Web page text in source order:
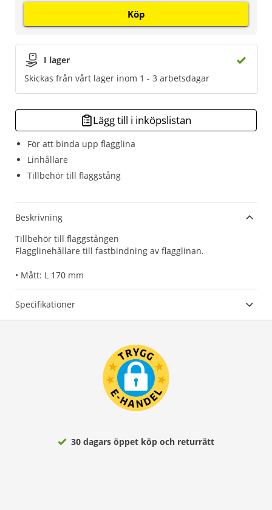
För att binda upp flagglina
Linhållare
Tillbehör till flaggstång
I lager
Skickas från vårt lager inom 1 - 3 arbetsdagar
Köp
Lägg till i inköpslistan
Beskrivning
Tillbehör till flaggstången
Flagglinehållare till fastbindning av flagglinan.
• Mått: L 170 mm
Specifikationer
30 dagars öppet köp och returrätt